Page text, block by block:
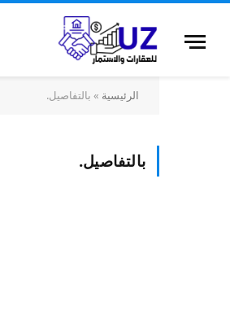
الرئيسية » بالتفاصيل.
بالتفاصيل.